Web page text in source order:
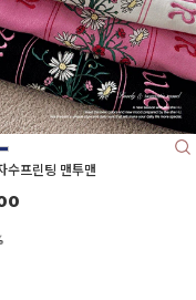
수프린팅 맨투맨